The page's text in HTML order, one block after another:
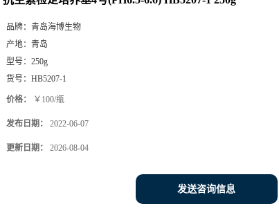
品牌： 青岛海博生物
产地： 青岛
型号： 250g
货号： HB5207-1
价格： ￥100/瓶
发布日期： 2022-06-07
更新日期： 2026-08-04
发送咨询信息